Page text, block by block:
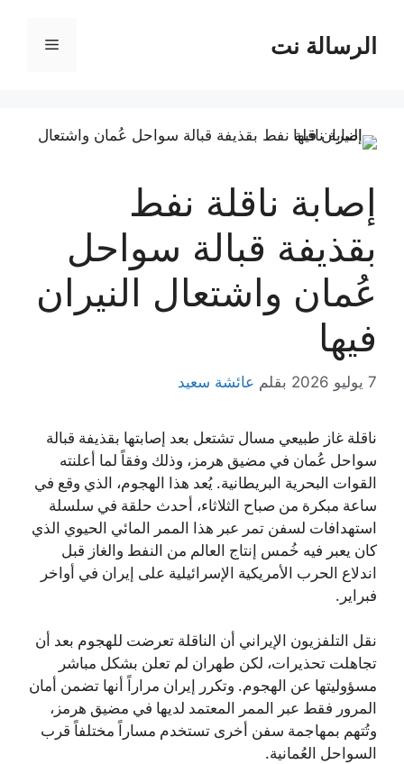
المحتوىالرسالة نت القائمة
إصابة ناقلة نفط
بقذيفة قبالة سواحل
عُمان واشتعال النيران
فيها
7 يوليو 2026 بقلم عائشة سعيد
ناقلة غاز طبيعي مسال تشتعل بعد إصابتها بقذيفة قبالة
سواحل عُمان في مضيق هرمز، وذلك وفقاً لما أعلنته
القوات البحرية البريطانية. يُعد هذا الهجوم، الذي وقع في
ساعة مبكرة من صباح الثلاثاء، أحدث حلقة في سلسلة
استهدافات لسفن تمر عبر هذا الممر المائي الحيوي الذي
كان يعبر فيه خُمس إنتاج العالم من النفط والغاز قبل
اندلاع الحرب الأمريكية الإسرائيلية على إيران في أواخر
فبراير.
نقل التلفزيون الإيراني أن الناقلة تعرضت للهجوم بعد أن
تجاهلت تحذيرات، لكن طهران لم تعلن بشكل مباشر
مسؤوليتها عن الهجوم. وتكرر إيران مراراً أنها تضمن أمان
المرور فقط عبر الممر المعتمد لديها في مضيق هرمز،
وتُتهم بمهاجمة سفن أخرى تستخدم مساراً مختلفاً قرب
السواحل العُمانية.